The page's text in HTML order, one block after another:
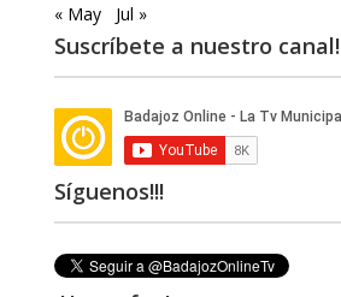
« May
Jul »
Suscríbete a nuestro canal!
Síguenos!!!